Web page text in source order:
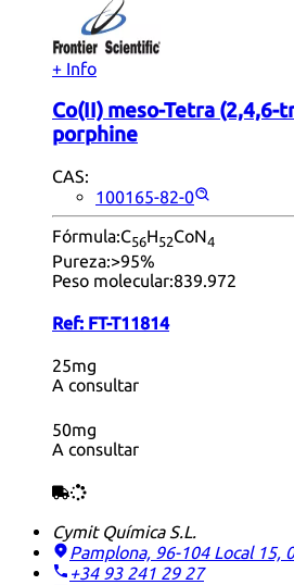
+ Info
Co(II) meso-Tetra
porphine
CAS:
100165-82-0
Fórmula:C56H52CoN4
Pureza:>95%
Peso molecular:839.972
Ref: FT-T11814
25mg
A consultar
50mg
A consultar
Cymit Química S.L.
Pamplona, 96-104 Local 15,
+34 93 241 29 27